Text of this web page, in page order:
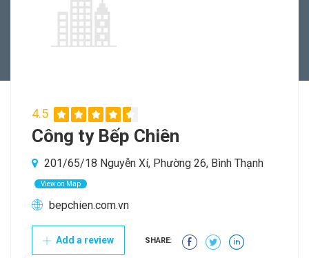
4.5
Công ty Bếp Chiên
201/65/18 Nguyễn Xí, Phường 26, Bình Thạnh
View on Map
bepchien.com.vn
Add a review SHARE: